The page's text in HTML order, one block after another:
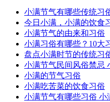
小满节气有哪些传统习
今日小满，小满的饮食
小满节气的由来和习俗
小满习俗有哪些？10大
盘点小满时节的传统习
小满节气民间风俗禁忌
小满的节气习俗
小满吃苦菜的饮食习俗
小满节气有哪些习俗 小